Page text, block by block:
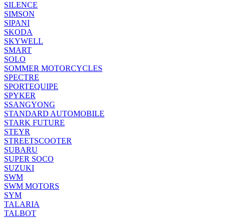
SILENCE
SIMSON
SIPANI
SKODA
SKYWELL
SMART
SOLO
SOMMER MOTORCYCLES
SPECTRE
SPORTEQUIPE
SPYKER
SSANGYONG
STANDARD AUTOMOBILE
STARK FUTURE
STEYR
STREETSCOOTER
SUBARU
SUPER SOCO
SUZUKI
SWM
SWM MOTORS
SYM
TALARIA
TALBOT